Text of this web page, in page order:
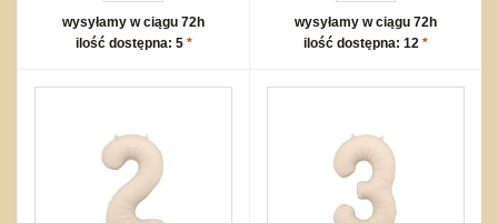
wysyłamy w ciągu 72h
ilość dostępna: 5 *
wysyłamy w ciągu 72h
ilość dostępna: 12 *